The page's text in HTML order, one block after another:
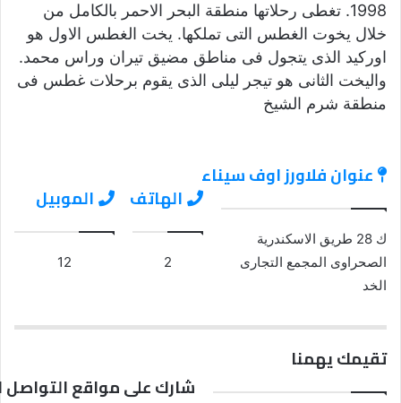
1998. تغطى رحلاتها منطقة البحر الاحمر بالكامل من
خلال يخوت الغطس التى تملكها. يخت الغطس الاول هو
اوركيد الذى يتجول فى مناطق مضيق تيران وراس محمد.
واليخت الثانى هو تيجر ليلى الذى يقوم برحلات غطس فى
منطقة شرم الشيخ
عنوان فلاورز اوف سيناء
ك 28 طريق الاسكندرية
الصحراوى المجمع التجارى
الخد
الهاتف
2
الموبيل
12
تقيمك يهمنا
شارك على مواقع التواصل